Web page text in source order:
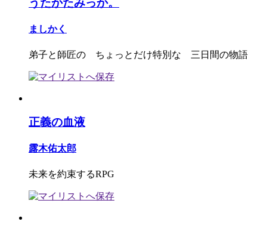
うたかたみっか。
ましかく
弟子と師匠の ちょっとだけ特別な 三日間の物語
正義の血液
露木佑太郎
未来を約束するRPG